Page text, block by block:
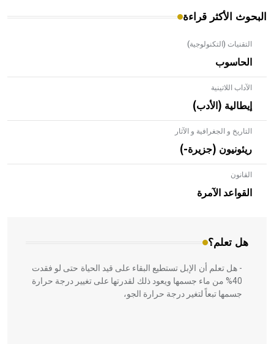
البحوث الأكثر قراءة
التقنيات (التكنولوجية)
الحاسوب
الآداب اللاتينية
إيطالية (الأدب)
التاريخ و الجغرافية و الآثار
ريئونيون (جزيرة-)
القانون
القواعد الآمرة
هل تعلم؟
- هل تعلم أن الأبلق نوع من الفنون الهندسية التي ارتبطت
بالعمارة الإسلامية في بلاد الشام ومصر خاصة، حيث يحرص
المعمار على بناء مداميكه وخاصة في الواجهات
- هل تعلم أن الإبل تستطيع البقاء على قيد الحياة حتى لو فقدت
40% من ماء جسمها ويعود ذلك لقدرتها على تغيير درجة حرارة
جسمها تبعاً لتغير درجة حرارة الجو،